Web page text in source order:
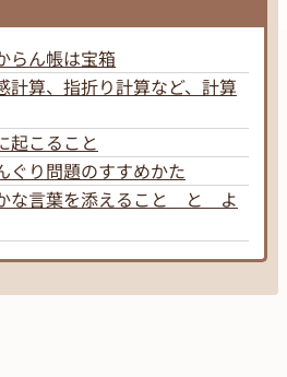
らん帳は宝箱
算、指折り計算など、計算
起こること
り問題のすすめかた
な言葉を添えること と よ